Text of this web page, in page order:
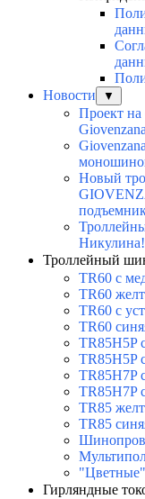
Новости
▼
Проект на
Новый
Никулина!
Троллейный
TR60 с
TR60
TR60 с
TR60
TR85H5P
TR85H5P
TR85H7P
TR85H7P
TR85
TR85
Гирляндные